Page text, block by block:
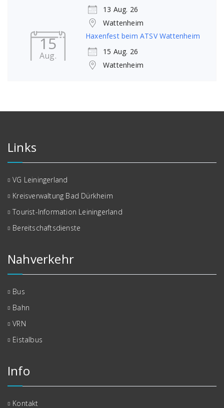
13 Aug. 26
Wattenheim
15
Aug.
Haxenfest beim ATSV Wattenheim
15 Aug. 26
Wattenheim
Links
VG Leiningerland
Kreisverwaltung Bad Dürkheim
Tourist-Information Leiningerland
Bereitschaftsdienste
Nahverkehr
Bus
Bahn
VRN
Eistalbus
Info
Kontakt